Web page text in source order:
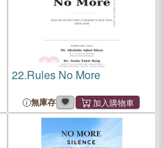
22.Rules No More
無庫存